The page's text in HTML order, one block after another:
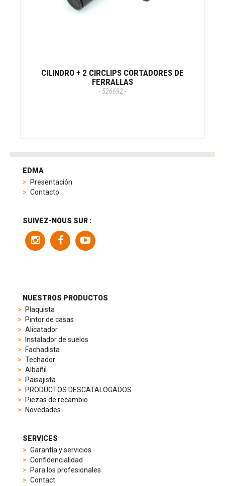
CILINDRO + 2 CIRCLIPS CORTADORES DE
FERRALLAS
- 526692 -
tag
product
sporty
chronographs
elegant
watches.
model
chosen
timeless
recreated
EDMA
Presentación
Contacto
SUIVEZ-NOUS SUR :
NUESTROS PRODUCTOS
Plaquista
Pintor de casas
Alicatador
Instalador de suelos
Fachadista
Techador
Albañil
Paisajista
PRODUCTOS DESCATALOGADOS
Piezas de recambio
Novedades
SERVICES
Garantía y servicios
Confidencialidad
Para los profesionales
Contact